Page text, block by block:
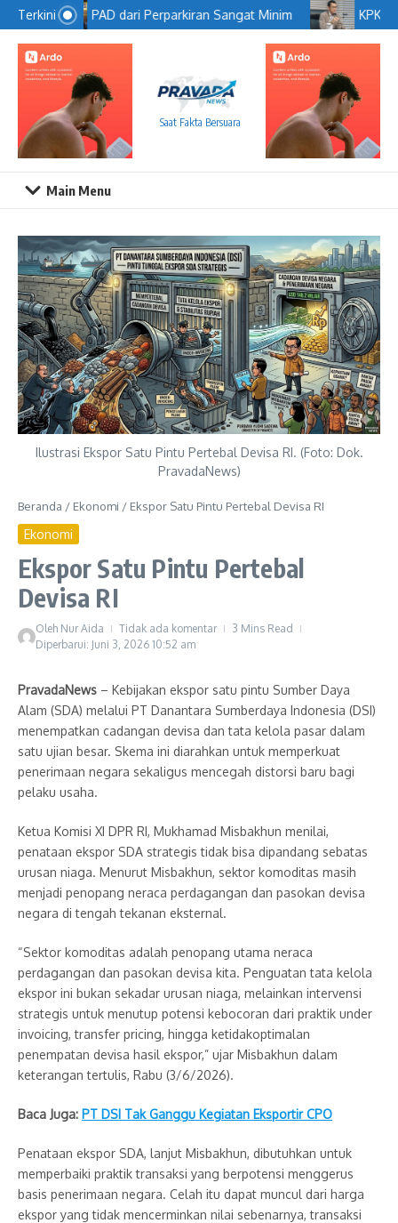
Lewati ke konten
Terkini PAD dari Perparkiran Sangat Minim KPK
Saat Fakta Bersuara
Main Menu
Ilustrasi Ekspor Satu Pintu Pertebal Devisa RI. (Foto: Dok.
PravadaNews)
Beranda / Ekonomi / Ekspor Satu Pintu Pertebal Devisa RI
Ekonomi
Ekspor Satu Pintu Pertebal
Devisa RI
Oleh Nur Aida Tidak ada komentar
3 Mins Read
Diperbarui: Juni 3, 2026 10:52 am
PravadaNews – Kebijakan ekspor satu pintu Sumber Daya
Alam (SDA) melalui PT Danantara Sumberdaya Indonesia (DSI)
menempatkan cadangan devisa dan tata kelola pasar dalam
satu ujian besar. Skema ini diarahkan untuk memperkuat
penerimaan negara sekaligus mencegah distorsi baru bagi
pelaku usaha.
Ketua Komisi XI DPR RI, Mukhamad Misbakhun menilai,
penataan ekspor SDA strategis tidak bisa dipandang sebatas
urusan niaga. Menurut Misbakhun, sektor komoditas masih
menjadi penopang neraca perdagangan dan pasokan devisa
negara di tengah tekanan eksternal.
“Sektor komoditas adalah penopang utama neraca
perdagangan dan pasokan devisa kita. Penguatan tata kelola
ekspor ini bukan sekadar urusan niaga, melainkan intervensi
strategis untuk menutup potensi kebocoran dari praktik under
invoicing, transfer pricing, hingga ketidakoptimalan
penempatan devisa hasil ekspor,” ujar Misbakhun dalam
keterangan tertulis, Rabu (3/6/2026).
Baca Juga: PT DSI Tak Ganggu Kegiatan Eksportir CPO
Penataan ekspor SDA, lanjut Misbakhun, dibutuhkan untuk
memperbaiki praktik transaksi yang berpotensi menggerus
basis penerimaan negara. Celah itu dapat muncul dari harga
ekspor yang tidak mencerminkan nilai sebenarnya, transaksi